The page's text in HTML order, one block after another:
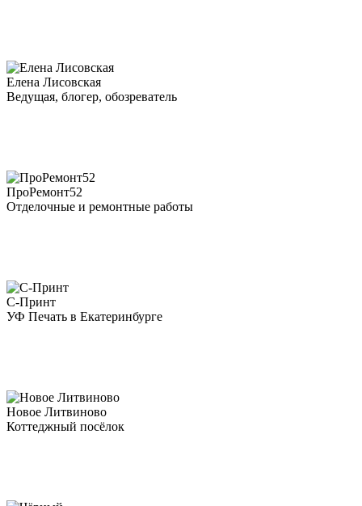
Елена Лисовская
Ведущая, блогер, обозреватель
ПроРемонт52
Отделочные и ремонтные работы
С-Принт
УФ Печать в Екатеринбурге
Новое Литвиново
Коттеджный посёлок